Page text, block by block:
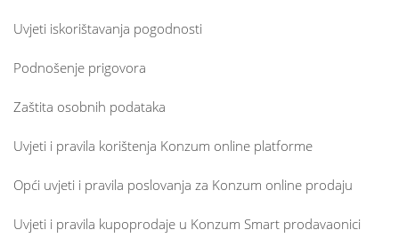
Uvjeti iskorištavanja pogodnosti
Podnošenje prigovora
Zaštita osobnih podataka
Uvjeti i pravila korištenja Konzum online platforme
Opći uvjeti i pravila poslovanja za Konzum online prodaju
Uvjeti i pravila kupoprodaje u Konzum Smart prodavaonici